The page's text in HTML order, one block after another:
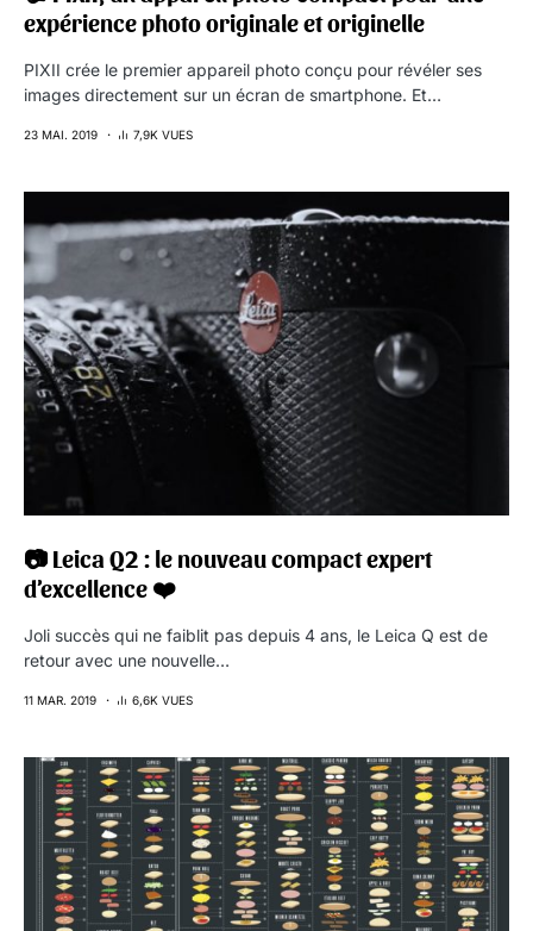
expérience photo originale et originelle
PIXII crée le premier appareil photo conçu pour révéler ses
images directement sur un écran de smartphone. Et…
23 MAI. 2019 7,9K VUES
📷 Leica Q2 : le nouveau compact expert
d’excellence ❤️
Joli succès qui ne faiblit pas depuis 4 ans, le Leica Q est de
retour avec une nouvelle…
11 MAR. 2019 6,6K VUES